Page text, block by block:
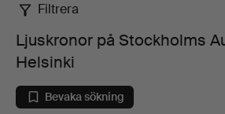
Ljuskronor
på
Stockholms
Filtrera
Ljuskronor på Stockholms
Helsinki
Bevaka sökning